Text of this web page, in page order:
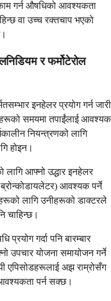
गर्न औषधिको आवश्यकता
वा उच्च रक्तचाप भएको
र फर्मोटेरोल
इनहेलर प्रयोग गर्न जारी
समयमा तपाईंलाई आवश्यक
नियन्त्रणको लागि
होइन।
आफ्नो उद्धार इनहेलर
ब्रोन्कोडायलेटर) आवश्यक पर्ने
लागि उनीहरूको डाक्टरले
चाहिन्छ।
गर्दा पनि बारम्बार
योजना समायोजन गर्ने
एपिसोडहरूलाई अझ राम्रोसँग
पर्न सक्छ।